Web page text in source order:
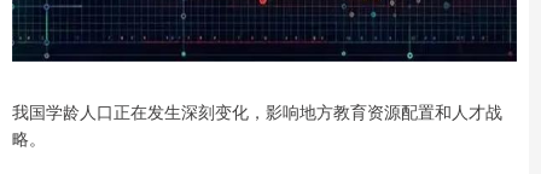
我国学龄人口正在发生深刻变化，影响地方教育资源配置和人才战
略。